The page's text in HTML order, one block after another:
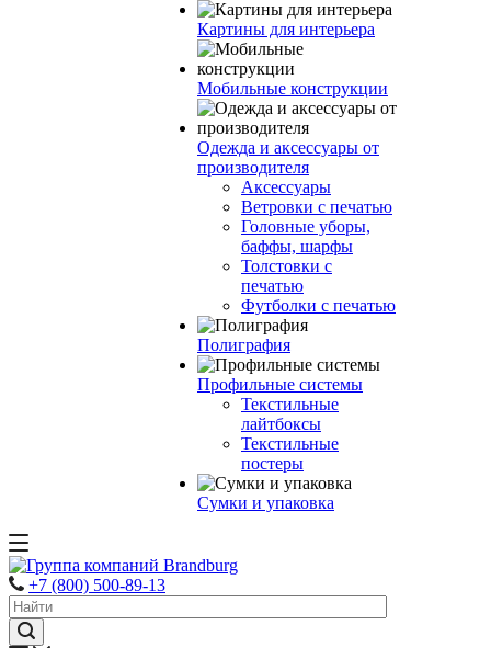
Картины для интерьера
Мобильные конструкции
Одежда и аксессуары от
производителя
Аксессуары
Ветровки с печатью
Головные уборы,
баффы, шарфы
Толстовки с
печатью
Футболки с печатью
Полиграфия
Профильные системы
Текстильные
лайтбоксы
Текстильные
постеры
Сумки и упаковка
+7 (800) 500-89-13